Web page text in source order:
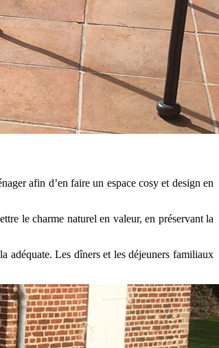
afin d’en faire un espace cosy et design en
le charme naturel en valeur, en préservant la
adéquate. Les dîners et les déjeuners familiaux